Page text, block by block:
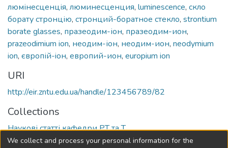
люмінесценція, люминесценция, luminescence, скло
борату стронцію, стронций-боратное стекло, strontium
borate glasses, празеодим-іон, празеодим-ион,
prazeodimium ion, неодим-іон, неодим-ион, neodymium
ion, європій-ioн, европий-ион, europium ion
URI
http://eir.zntu.edu.ua/handle/123456789/82
Collections
Наукові статті кафедри РТ та Т
We collect and process your personal information for the